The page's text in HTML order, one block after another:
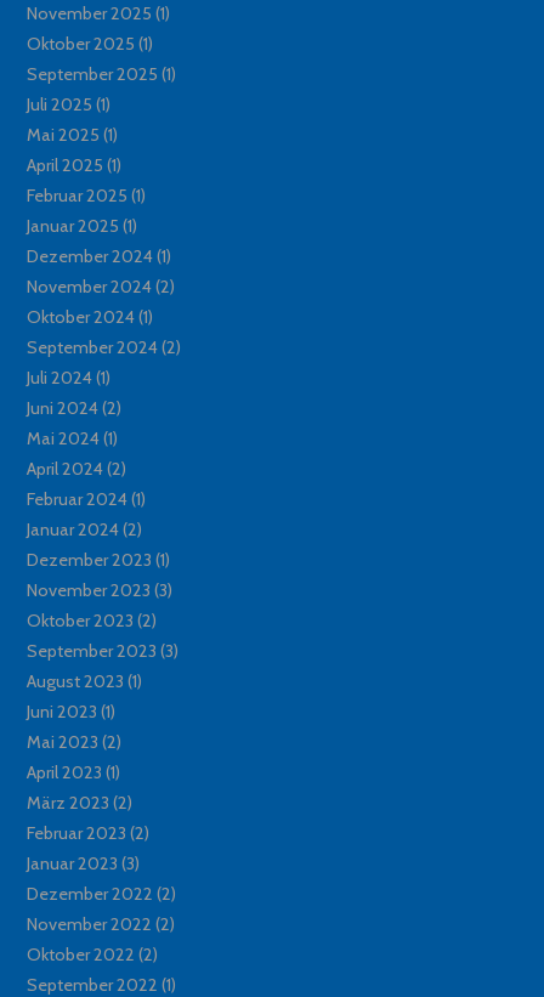
November 2025 (1)
Oktober 2025 (1)
September 2025 (1)
Juli 2025 (1)
Mai 2025 (1)
April 2025 (1)
Februar 2025 (1)
Januar 2025 (1)
Dezember 2024(1)
November 2024(2)
Oktober 2024(1)
September 2024(2)
Juli 2024(1)
Juni 2024(2)
Mai 2024(1)
April 2024(2)
Februar 2024(1)
Januar 2024(2)
Dezember 2023 (1)
November 2023 (3)
Oktober 2023 (2)
September 2023 (3)
August 2023 (1)
Juni 2023 (1)
Mai 2023 (2)
April 2023 (1)
März 2023 (2)
Februar 2023 (2)
Januar 2023 (3)
Dezember 2022 (2)
November 2022 (2)
Oktober 2022 (2)
September 2022 (1)